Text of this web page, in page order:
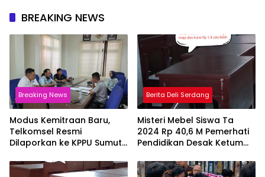
BREAKING NEWS
Breaking News
Modus Kemitraan Baru,
Telkomsel Resmi
Dilaporkan ke KPPU Sumut
Pengusaha Lokal!
Berita Deli Serdang
Misteri Mebel Siswa Ta
2024 Rp 40,6 M Pemerhati
Pendidikan Desak Ketum